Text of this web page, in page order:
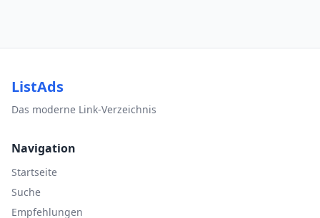
ListAds
Das moderne Link-Verzeichnis
Navigation
Startseite
Suche
Empfehlungen